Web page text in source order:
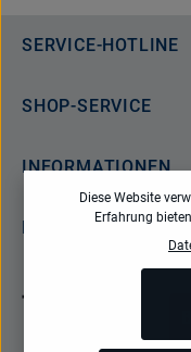
SERVICE-HOTLINE
SHOP-SERVICE
INFORMATIONEN
NEWSLETTER
Diese Website
Erfahrung